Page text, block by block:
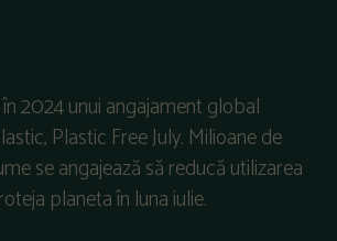
2024 unui angajament global
Plastic Free July. Milioane de
se angajează să reducă utilizarea
planeta în luna iulie.